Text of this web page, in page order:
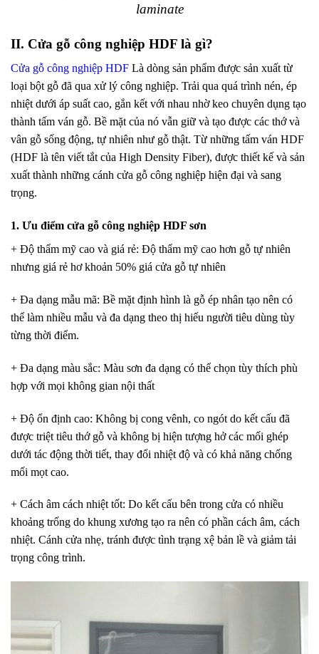
laminate
II. Cửa gỗ công nghiệp HDF là gì?
Cửa gỗ công nghiệp HDF Là dòng sản phẩm được sản xuất từ
loại bột gỗ đã qua xử lý công nghiệp. Trải qua quá trình nén, ép
nhiệt dưới áp suất cao, gắn kết với nhau nhờ keo chuyên dụng tạo
thành tấm ván gỗ. Bề mặt của nó vẫn giữ và tạo được các thớ và
vân gỗ sống động, tự nhiên như gỗ thật. Từ những tấm ván HDF
(HDF là tên viết tắt của High Density Fiber), được thiết kế và sản
xuất thành những cánh cửa gỗ công nghiệp hiện đại và sang
trọng.
1. Ưu điểm cửa gỗ công nghiệp HDF sơn
+ Độ thẩm mỹ cao và giá rẻ: Độ thẩm mỹ cao hơn gỗ tự nhiên
nhưng giá rẻ hơ khoản 50% giá cửa gỗ tự nhiên
+ Đa dạng mẫu mã: Bề mặt định hình là gỗ ép nhân tạo nên có
thể làm nhiều mẫu và đa dạng theo thị hiếu người tiêu dùng tùy
từng thời điểm.
+ Đa dạng màu sắc: Màu sơn đa dạng có thể chọn tùy thích phù
hợp với mọi không gian nội thất
+ Độ ổn định cao: Không bị cong vênh, co ngót do kết cấu đã
được triệt tiêu thớ gỗ và không bị hiện tượng hở các mối ghép
dưới tác động thời tiết, thay đổi nhiệt độ và có khả năng chống
mối mọt cao.
+ Cách âm cách nhiệt tốt: Do kết cấu bên trong cửa có nhiều
khoảng trống do khung xương tạo ra nên có phần cách âm, cách
nhiệt. Cánh cửa nhẹ, tránh được tình trạng xệ bản lề và giảm tải
trọng công trình.